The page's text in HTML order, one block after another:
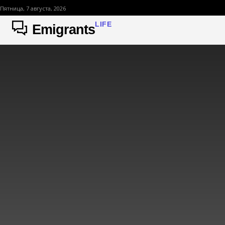
Пятница, 7 августа, 2026
EmigrantsLIFE